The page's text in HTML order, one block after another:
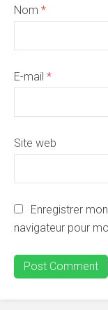
Nom *
E-mail *
Site web
Enregistrer
navigateur pour